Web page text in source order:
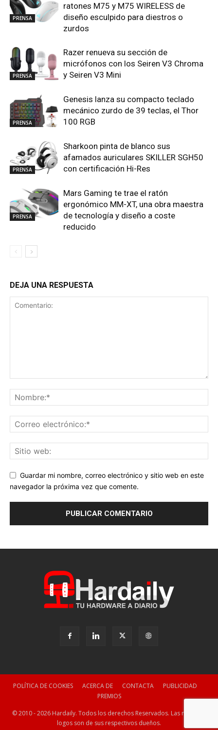
PRENSA
ratones M75 y M75 WIRELESS de
diseño esculpido para diestros o
zurdos
PRENSA
Razer renueva su sección de
micrófonos con los Seiren V3 Chroma
y Seiren V3 Mini
PRENSA
Genesis lanza su compacto teclado
mecánico zurdo de 39 teclas, el Thor
100 RGB
PRENSA
Sharkoon pinta de blanco sus
afamados auriculares SKILLER SGH50
con certificación Hi-Res
PRENSA
Mars Gaming te trae el ratón
ergonómico MM-XT, una obra maestra
de tecnología y diseño a coste
reducido
DEJA UNA RESPUESTA
Guardar mi nombre, correo electrónico y sitio web en este
navegador la próxima vez que comente.
POLÍTICA DE COOKIES ACERCA DE CONTACTA
PUBLICIDAD
PREMIOS
© 2010 - 2026 Hardaily. Todos los derechos Reservados. Las marcas y
logos son de sus respectivos dueños.